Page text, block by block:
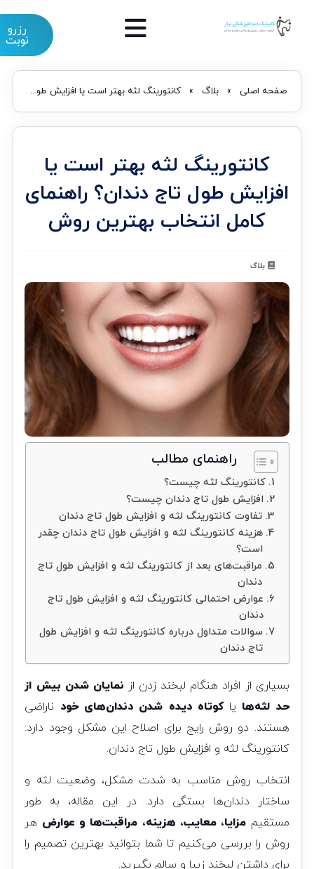
رزرو
نوبت
صفحه اصلی» بلاگ» کانتورینگ لثه بهتر است یا افزایش طول تاج دندان؟ راهنمای کامل انتخاب بهترین روش
کانتورینگ لثه بهتر است یا
افزایش طول تاج دندان؟ راهنمای
کامل انتخاب بهترین روش
بلاگ
راهنمای مطالب
کانتورینگ لثه چیست؟
افزایش طول تاج دندان چیست؟
تفاوت کانتورینگ لثه و افزایش طول تاج دندان
هزینه کانتورینگ لثه و افزایش طول تاج دندان چقدر
است؟
مراقبت‌های بعد از کانتورینگ لثه و افزایش طول تاج
دندان
عوارض احتمالی کانتورینگ لثه و افزایش طول تاج
دندان
سوالات متداول درباره کانتورینگ لثه و افزایش طول
تاج دندان
بسیاری از افراد هنگام لبخند زدن از نمایان شدن بیش از
حد لثه‌ها یاکوتاه دیده شدن دندان‌های خود ناراضی
هستند. دو روش رایج برای اصلاح این مشکل وجود دارد:
کانتورینگ لثه و افزایش طول تاج دندان.
انتخاب روش مناسب به شدت مشکل، وضعیت لثه و
ساختار دندان‌ها بستگی دارد. در این مقاله، به طور
مستقیم مزایا، معایب، هزینه، مراقبت‌ها و عوارض هر
روش را بررسی می‌کنیم تا شما بتوانید بهترین تصمیم را
برای داشتن لبخند زیبا و سالم بگیرید.